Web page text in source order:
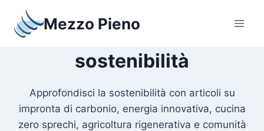
contenuto
Mezzo Pieno
sostenibilità
Approfondisci la sostenibilità con articoli su
impronta di carbonio, energia innovativa, cucina
zero sprechi, agricoltura rigenerativa e comunità